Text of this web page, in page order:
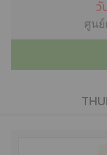
วั
ศูน